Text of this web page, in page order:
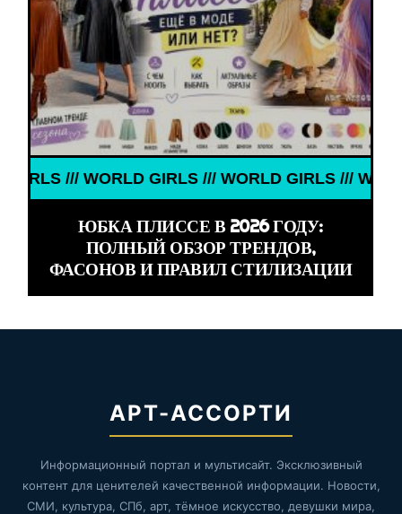
WORLD GIRLS /// WORLD GIRLS /// WORLD
ЮБКА ПЛИССЕ В 2026 ГОДУ:
ПОЛНЫЙ ОБЗОР ТРЕНДОВ,
ФАСОНОВ И ПРАВИЛ СТИЛИЗАЦИИ
АРТ-АССОРТИ
Информационный портал и мультисайт. Эксклюзивный
контент для ценителей качественной информации. Новости,
СМИ, культура, СПб, арт, тёмное искусство, девушки мира,